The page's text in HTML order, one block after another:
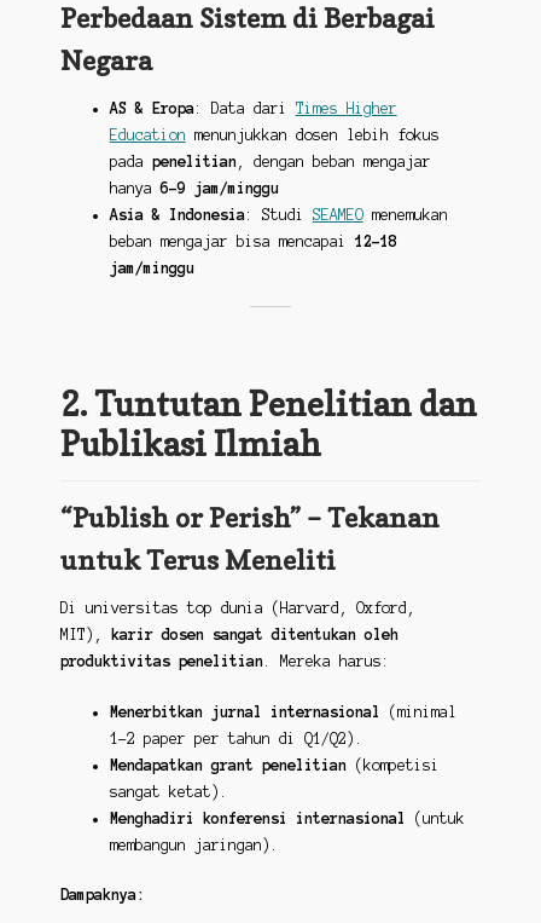
Perbedaan Sistem di Berbagai
Negara
AS & Eropa: Data dari Times Higher
Education menunjukkan dosen lebih fokus
pada penelitian, dengan beban mengajar
hanya6-9 jam/minggu
Asia & Indonesia: Studi SEAMEOmenemukan
beban mengajar bisa mencapai 12-18
jam/minggu
2. Tuntutan Penelitian dan
Publikasi Ilmiah
“Publish or Perish” – Tekanan
untuk Terus Meneliti
Di universitas top dunia (Harvard, Oxford,
MIT),
karir dosen sangat ditentukan oleh
produktivitas penelitian. Mereka harus:
Menerbitkan jurnal internasional
(minimal
1-2 paper per tahun di Q1/Q2).
Mendapatkan grant penelitian(kompetisi
sangat ketat).
Menghadiri konferensi internasional
(untuk
membangun jaringan).
Dampaknya: